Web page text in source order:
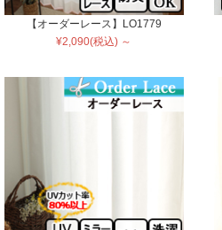
【オーダーレース】LO1779
¥2,090(税込) ～